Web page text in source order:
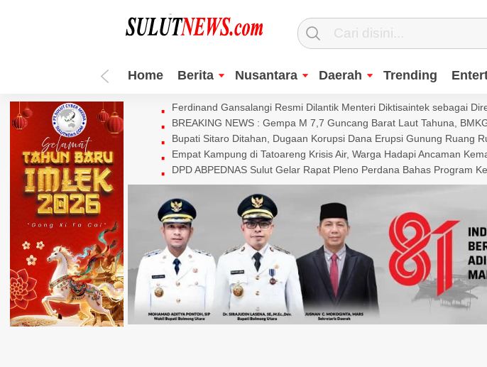
Home Berita Nusantara Daerah Trending
Ferdinand Gansalangi Resmi Dilantik Menteri Diktisaintek sebagai
BREAKING NEWS : Gempa M 7,7 Guncang Barat Laut Tahuna,
Bupati Sitaro Ditahan, Dugaan Korupsi Dana Erupsi Gunung Ruang
Empat Kampung di Tatoareng Krisis Air, Warga Hadapi Ancaman
DPD ABPEDNAS Sulut Gelar Rapat Pleno Perdana Bahas Program